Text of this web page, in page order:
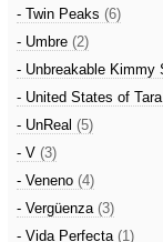
- Twin Peaks (6)
- Umbre (2)
- Unbreakable Kimmy
- United States of Tara
- UnReal (5)
- V (3)
- Veneno (4)
- Vergüenza (3)
- Vida Perfecta (1)